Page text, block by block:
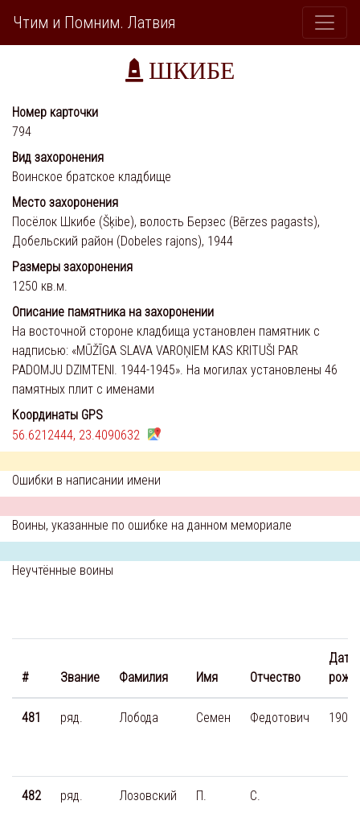
Чтим и Помним. Латвия
ШКИБЕ
Номер карточки
794
Вид захоронения
Воинское братское кладбище
Место захоронения
Посёлок Шкибе (Šķibe), волость Берзес (Bērzes pagasts),
Добельский район (Dobeles rajons), 1944
Размеры захоронения
1250 кв.м.
Описание памятника на захоронении
На восточной стороне кладбища установлен памятник с
надписью: «MŪŽĪGA SLAVA VAROŅIEM KAS KRITUŠI PAR
PADOMJU DZIMTENI. 1944-1945». На могилах установлены 46
памятных плит с именами
Координаты GPS
56.6212444, 23.4090632
Ошибки в написании имени
Воины, указанные по ошибке на данном мемориале
Неучтённые воины
# Звание Фамилия Имя Отчество
Дата
481 ряд. Лобода Семен Федотович 1909
482 ряд. Лозовский П. С.